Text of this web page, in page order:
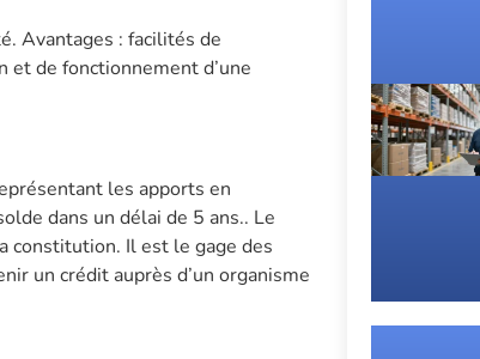
Avantages : facilités de
de fonctionnement d’une
les apports en
dans un délai de 5 ans.. Le
constitution. Il est le gage des
un crédit auprès d’un organisme